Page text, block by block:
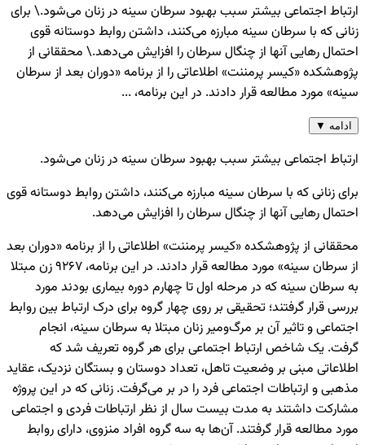
ارتباط اجتماعی بیشتر سبب بهبود سرطان سینه در زنان می‌شود.\ برای
زنانی که با سرطان سینه مبارزه می‌کنند، داشتن روابط دوستانه قوی
احتمال رهایی آنها از چنگال سرطان را افزایش می‌دهد.\ محققانی از
پژوهشکده «کیسر پرمننت» اطلاعاتی را از برنامه «دوران بعد از سرطان
سینه» مورد مطالعه قرار دادند. در این برنامه، ...
ادامه ▼
ارتباط اجتماعی بیشتر سبب بهبود سرطان سینه در زنان می‌شود.
برای زنانی که با سرطان سینه مبارزه می‌کنند، داشتن روابط دوستانه قوی
احتمال رهایی آنها از چنگال سرطان را افزایش می‌دهد.
محققانی از پژوهشکده «کیسر پرمننت» اطلاعاتی را از برنامه «دوران بعد
از سرطان سینه» مورد مطالعه قرار دادند. در این برنامه، ۹۲۶۷ زن مبتلا
به سرطان سینه که در مرحله اول تا چهارم دوره بیماری بودند مورد
بررسی قرار گرفتند؛ تحقیقی بر روی چهار گروه برای درک ارتباط بین روابط
اجتماعی و تاثیر آن بر مرگ‌ومیر زنان مبتلا به سرطان سینه، انجام
گرفت. یک شاخص ارتباط اجتماعی برای هر گروه تعریف شد که
اطلاعاتی مبنی بر وضعیت تاهل، تعداد دوستان و بستگان نزدیک، عقاید
مذهبی و ارتباطات اجتماعی فرد را در بر می‌گرفت. زنانی که در این پروژه
مشارکت داشتند به مدت بیست سال از نظر ارتباطات فردی و اجتماعی
مورد مطالعه قرار گرفتند. آن‌ها به سه گروه افراد منزوی، دارای روابط